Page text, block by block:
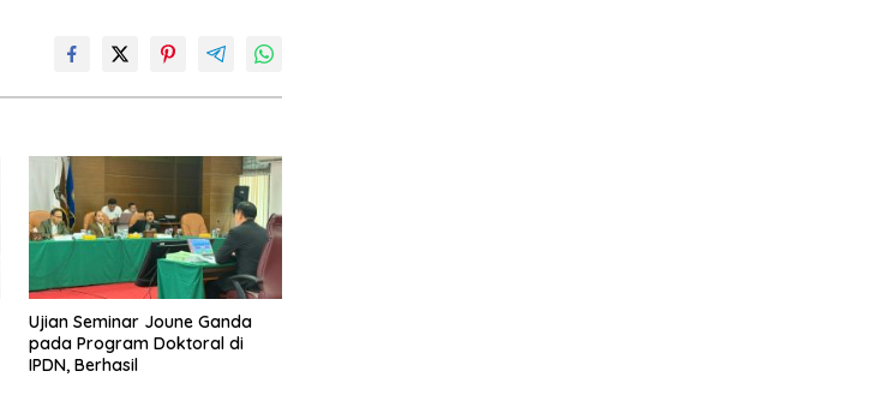
Ujian Seminar Joune Ganda
pada Program Doktoral di
IPDN, Berhasil